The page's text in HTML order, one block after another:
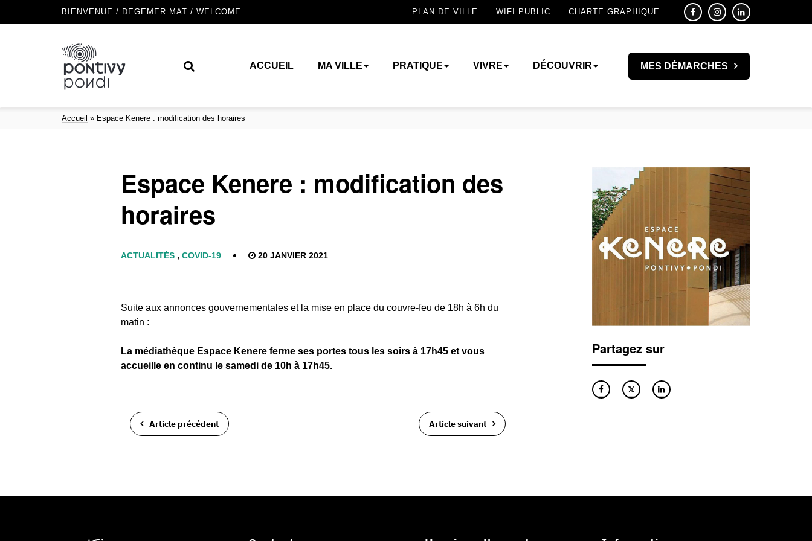
BIENVENUE / DEGEMER MAT / WELCOME PLAN DE VILLE WIFI PUBLIC CHARTE GRAPHIQUE
ACCUEIL MA VILLE PRATIQUE VIVRE DÉCOUVRIR MES DÉMARCHES
Accueil » Espace Kenere : modification des horaires
Espace Kenere : modification des
horaires
ACTUALITÉS , COVID-19 20 JANVIER 2021
Suite aux annonces gouvernementales et la mise en place du couvre-feu de 18h à 6h du
matin :
La médiathèque Espace Kenere ferme ses portes tous les soirs à 17h45 et vous
accueille en continu le samedi de 10h à 17h45.
Article précédent Article suivant
Partagez sur